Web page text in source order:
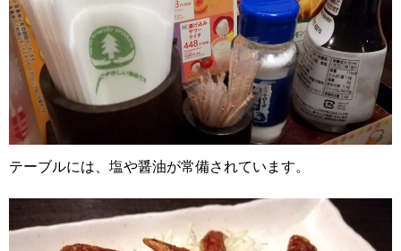
テーブルには、塩や醤油が常備されています。